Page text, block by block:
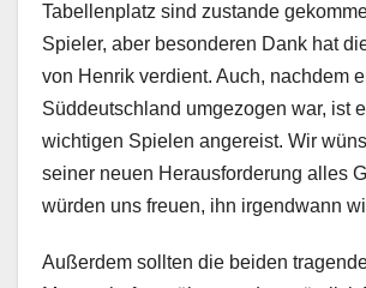
Tabellenplatz sind zustande
Spieler, aber besonderen Dank hat
von Henrik verdient. Auch, nachdem
Süddeutschland umgezogen war, ist
wichtigen Spielen angereist. Wir
seiner neuen Herausforderung alles
würden uns freuen, ihn irgendwann
Außerdem sollten die beiden